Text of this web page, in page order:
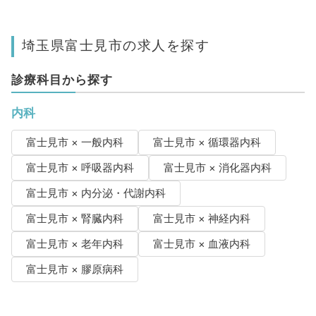
埼玉県富士見市の求人を探す
診療科目から探す
内科
富士見市 × 一般内科
富士見市 × 循環器内科
富士見市 × 呼吸器内科
富士見市 × 消化器内科
富士見市 × 内分泌・代謝内科
富士見市 × 腎臓内科
富士見市 × 神経内科
富士見市 × 老年内科
富士見市 × 血液内科
富士見市 × 膠原病科